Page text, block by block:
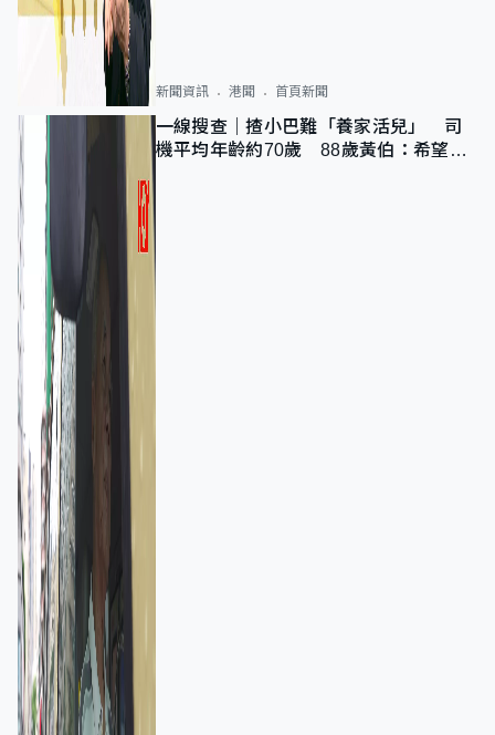
新聞資訊 港聞 首頁新聞
一線搜查｜揸小巴難「養家活兒」 司
機平均年齡約70歲 88歲黃伯：希望一